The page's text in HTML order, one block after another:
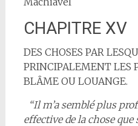
CHAPITRE XV
DES CHOSES PAR
PRINCIPALEMENT LES
BLÂME OU LOUANGE.
“Il m’a semblé plus
effective de la chose